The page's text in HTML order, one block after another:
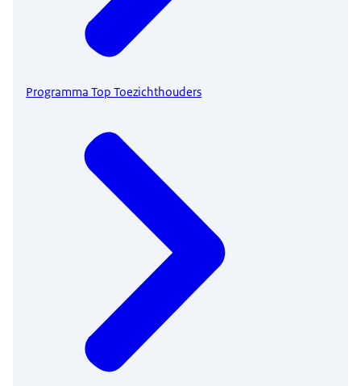
Programma Top Toezichthouders